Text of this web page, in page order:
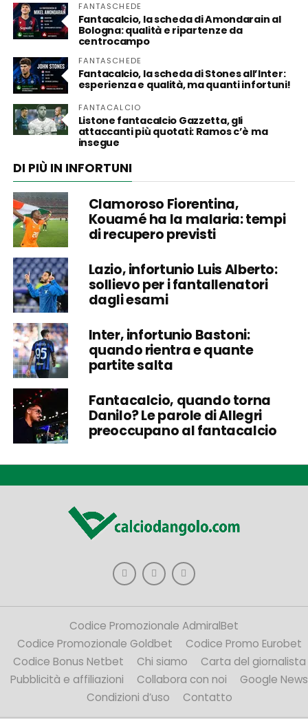
FANTASCHEDE
Fantacalcio, la scheda di Amondarain al
Bologna: qualità e ripartenze da
centrocampo
FANTASCHEDE
Fantacalcio, la scheda di Stones all’Inter:
esperienza e qualità, ma quanti infortuni!
FANTACALCIO
Listone fantacalcio Gazzetta, gli
attaccanti più quotati: Ramos c’è ma
insegue
DI PIÙ IN INFORTUNI
Clamoroso Fiorentina,
Kouamé ha la malaria: tempi
di recupero previsti
Lazio, infortunio Luis Alberto:
sollievo per i fantallenatori
dagli esami
Inter, infortunio Bastoni:
quando rientra e quante
partite salta
Fantacalcio, quando torna
Danilo? Le parole di Allegri
preoccupano al fantacalcio
Codice Promozionale AdmiralBet
Codice Promozionale Goldbet
Codice Promo Eurobet
Codice Bonus Netbet
Chi siamo
Carta del giornalista
Pubblicità e affiliazioni
Collabora con noi
Google News
Condizioni d’uso
Contatto